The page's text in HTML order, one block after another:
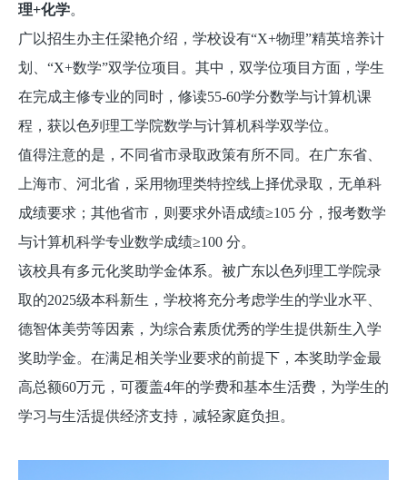
理+化学。
广以招生办主任梁艳介绍，学校设有“X+物理”精英培养计
划、“X+数学”双学位项目。其中，双学位项目方面，学生
在完成主修专业的同时，修读55-60学分数学与计算机课
程，获以色列理工学院数学与计算机科学双学位。
值得注意的是，不同省市录取政策有所不同。在广东省、
上海市、河北省，采用物理类特控线上择优录取，无单科
成绩要求；其他省市，则要求外语成绩≥105 分，报考数学
与计算机科学专业数学成绩≥100 分。
该校具有多元化奖助学金体系。被广东以色列理工学院录
取的2025级本科新生，学校将充分考虑学生的学业水平、
德智体美劳等因素，为综合素质优秀的学生提供新生入学
奖助学金。在满足相关学业要求的前提下，本奖助学金最
高总额60万元，可覆盖4年的学费和基本生活费，为学生的
学习与生活提供经济支持，减轻家庭负担。